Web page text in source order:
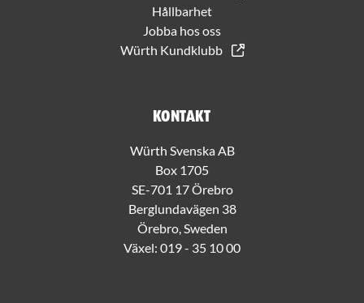
Hållbarhet
Jobba hos oss
Würth Kundklubb
Kontakt
Würth Svenska AB
Box 1705
SE-701 17 Örebro
Berglundavägen 38
Örebro, Sweden
Växel: 019 - 35 10 00